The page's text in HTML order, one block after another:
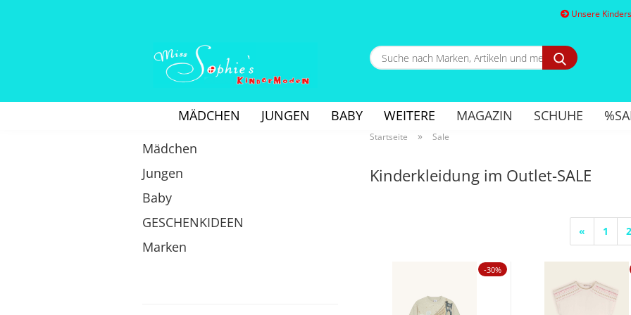
Unsere
Suche
nach
und
mehr...
MÄDCHEN JUNGEN BABY MAGAZIN SCHUHE
WEITERE
Startseite » Sale
Kinderkleidung im Outlet-SALE
« 1 2
-30%
Mädchen
Jungen
Baby
GESCHENKIDEEN
Marken